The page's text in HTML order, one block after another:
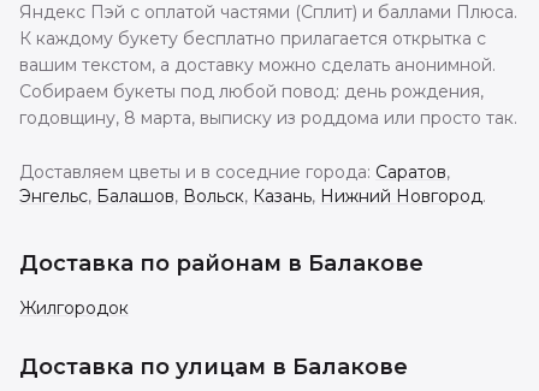
Яндекс Пэй с оплатой частями (Сплит) и баллами Плюса.
К каждому букету бесплатно прилагается открытка с
вашим текстом, а доставку можно сделать анонимной.
Собираем букеты под любой повод: день рождения,
годовщину, 8 марта, выписку из роддома или просто так.
Доставляем цветы и в соседние города: Саратов,
Энгельс, Балашов, Вольск, Казань, Нижний Новгород.
Доставка по районам в Балакове
Жилгородок
Доставка по улицам в Балакове